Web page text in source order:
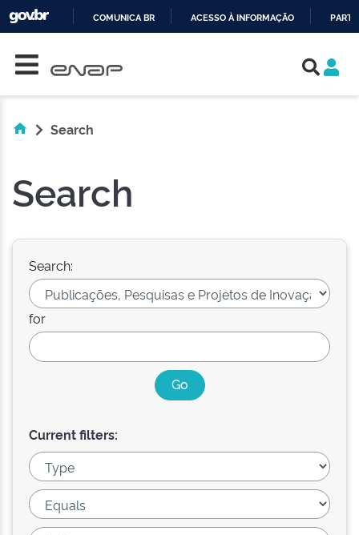
COMUNICA BR ACESSO À INFORMAÇÃO
Search
Search
Search:
for
Current filters: